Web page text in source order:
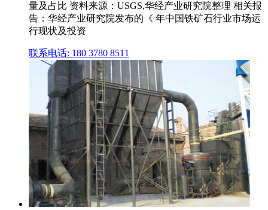
量及占比 资料来源：USGS,华经产业研究院整理 相关报
告：华经产业研究院发布的《 年中国铁矿石行业市场运
行现状及投资
联系电话: 180 3780 8511